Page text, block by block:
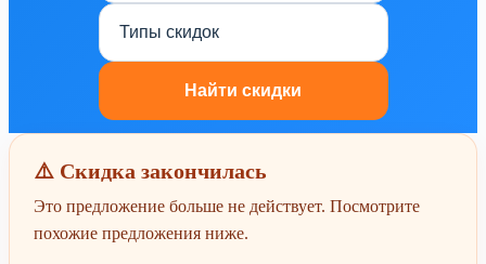
⚠️ Скидка закончилась
Это предложение больше не действует. Посмотрите
похожие предложения ниже.